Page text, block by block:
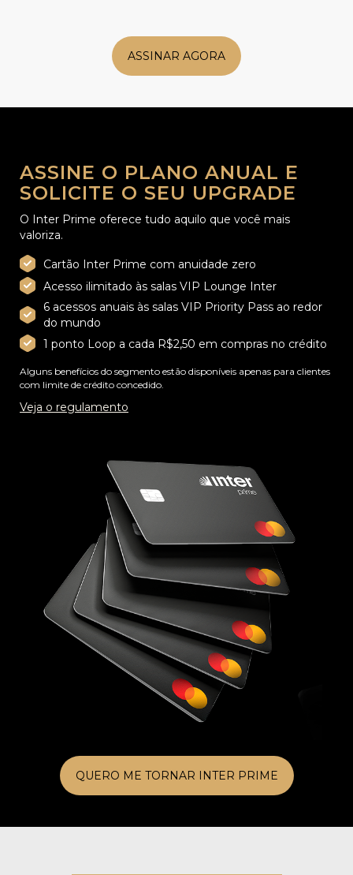
ASSINAR AGORA
ASSINE O PLANO ANUAL E
SOLICITE O SEU UPGRADE
O Inter Prime oferece tudo aquilo que você mais
valoriza.
Cartão Inter Prime com anuidade zero
Acesso ilimitado às salas VIP Lounge Inter
6 acessos anuais às salas VIP Priority Pass ao redor
do mundo
1 ponto Loop a cada R$2,50 em compras no crédito
Alguns benefícios do segmento estão disponíveis apenas para clientes
com limite de crédito concedido.
Veja o regulamento
QUERO ME TORNAR INTER PRIME